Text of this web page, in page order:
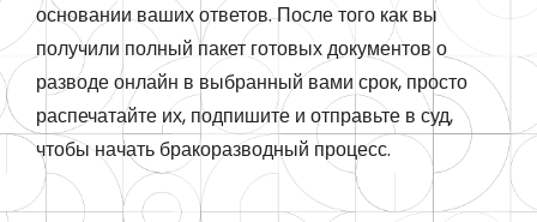
основании ваших ответов. После того как вы
получили полный пакет готовых документов о
разводе онлайн в выбранный вами срок, просто
распечатайте их, подпишите и отправьте в суд,
чтобы начать бракоразводный процесс.